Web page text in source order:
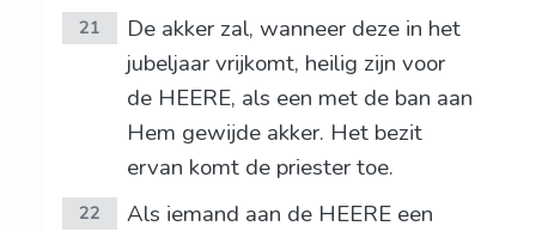
21
De akker zal, wanneer deze in het
jubeljaar vrijkomt, heilig zijn voor
de HEERE, als een met de ban aan
Hem gewijde akker. Het bezit
ervan komt de priester toe.
22
Als iemand aan de HEERE een